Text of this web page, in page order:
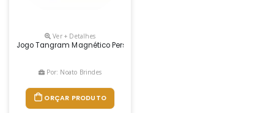
Ver + Detalhes
Jogo Tangram Magnético Personalizado, O Jogo Tangram Magnético
Por: Noato Brindes
ORÇAR PRODUTO